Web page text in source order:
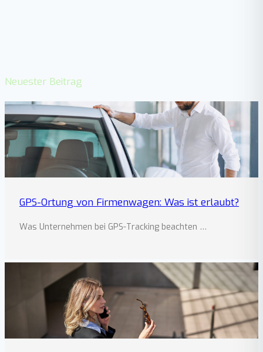
Neuester Beitrag
GPS-Ortung von Firmenwagen: Was ist erlaubt?
Was Unternehmen bei GPS-Tracking beachten …